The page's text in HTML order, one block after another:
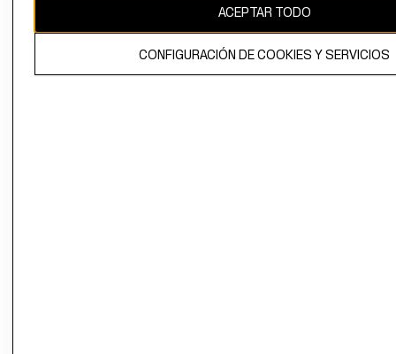
El contenido de esta página web está protegido por copyright y es
ACEPTAR TODO
CONFIGURACIÓN DE COOKIES Y SERVICIOS